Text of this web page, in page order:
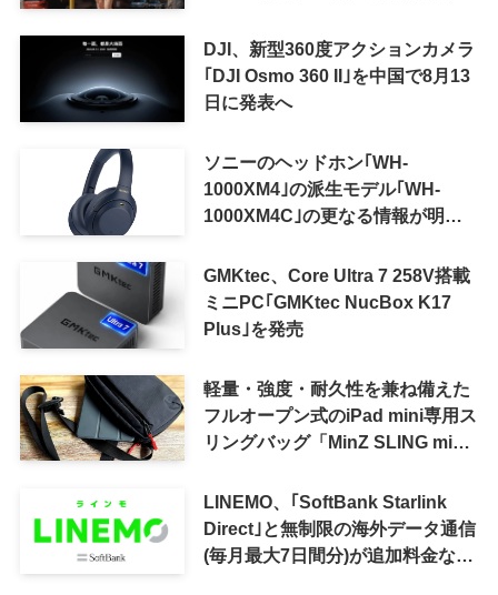
可能に
DJI、新型360度アクションカメラ
｢DJI Osmo 360 II｣を中国で8月13
日に発表へ
ソニーのヘッドホン｢WH-
1000XM4｣の派生モデル｢WH-
1000XM4C｣の更なる情報が明ら
GMKtec、Core Ultra 7 258V搭載
ミニPC｢GMKtec NucBox K17
Plus｣を発売
軽量・強度・耐久性を兼ね備えた
フルオープン式のiPad mini専用ス
リングバッグ「MinZ SLING mini
LINEMO、｢SoftBank Starlink
Direct｣と無制限の海外データ通信
(毎月最大7日間分)が追加料金なし